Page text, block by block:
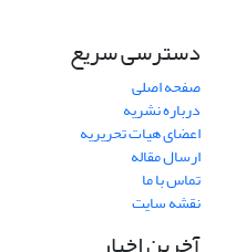
دسترسی سریع
صفحه اصلی
درباره نشریه
اعضای هیات تحریریه
ارسال مقاله
تماس با ما
نقشه سایت